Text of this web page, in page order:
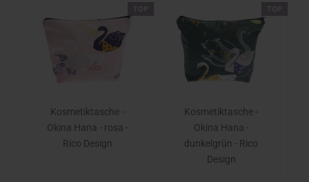
Kosmetiktasche -
Okina Hana - rosa -
Rico Design
Kosmetiktasche -
Okina Hana -
dunkelgrün - Rico
Design